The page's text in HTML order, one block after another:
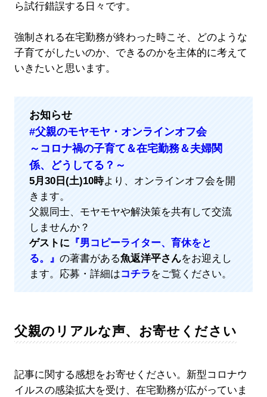
ら試行錯誤する日々です。
強制される在宅勤務が終わった時こそ、どのような
子育てがしたいのか、できるのかを主体的に考えて
いきたいと思います。
お知らせ
#父親のモヤモヤ・オンラインオフ会
～コロナ禍の子育て＆在宅勤務＆夫婦関
係、どうしてる？～
5月30日(土)10時より、オンラインオフ会を開
きます。
父親同士、モヤモヤや解決策を共有して交流
しませんか？
ゲストに 『男コピーライター、育休をと
る。』の著書がある魚返洋平さんをお迎えし
ます。応募・詳細はコチラ をご覧ください。
父親のリアルな声、お寄せください
記事に関する感想をお寄せください。新型コロナウ
イルスの感染拡大を受け、在宅勤務が広がっていま